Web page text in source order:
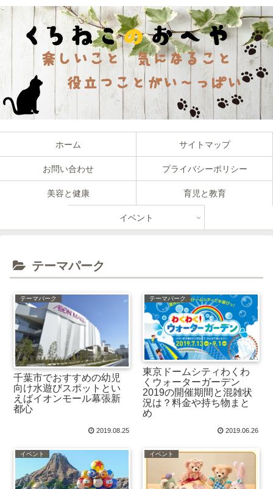
ホーム サイトマップ
お問い合わせ プライバシーポリシー
美容と健康 育児と教育
イベント
テーマパーク
テーマパーク
千葉市でおすすめの幼児
向け水遊びスポットとい
えばイオンモール幕張新
都心
2019.08.25
テーマパーク
東京ドームシティわくわ
くウォーターガーデン
2019の開催期間と混雑状
況は？料金や持ち物まと
め
2019.06.26
イベント イベント